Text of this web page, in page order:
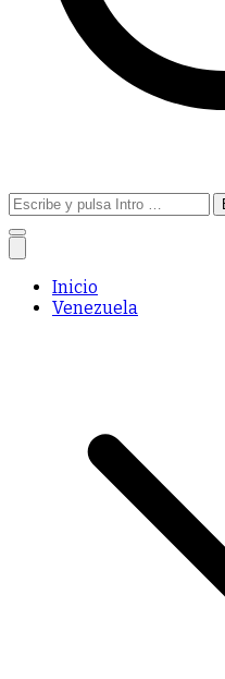
Buscar:
Inicio
Venezuela